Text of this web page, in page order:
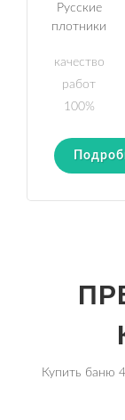
Русские
плотники
качество
работ
100%
Купить баню